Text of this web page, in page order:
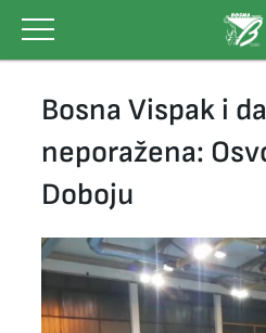
content
Bosna Vispak i
neporažena:
Doboju